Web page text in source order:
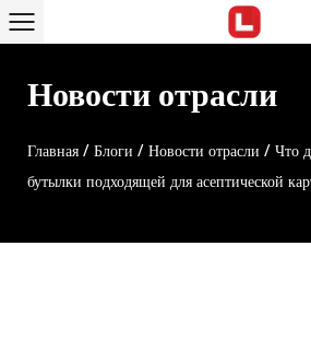
Новости отрасли
Главная / Блоги / Новости отрасли / Что
бутылки подходящей для асептической